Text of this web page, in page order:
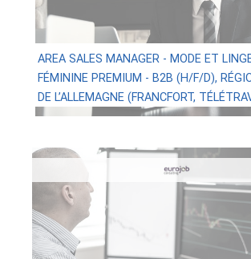
AREA SALES MANAGER - MODE ET
FÉMININE PREMIUM - B2B (H/F/D),
DE L’ALLEMAGNE (FRANCFORT,